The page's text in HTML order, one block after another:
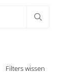
Filters wissen